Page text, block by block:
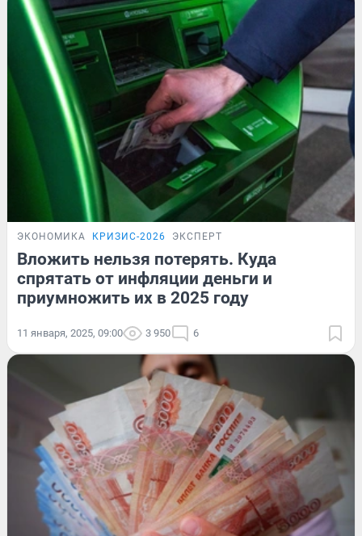
ЭКОНОМИКА КРИЗИС-2026 ЭКСПЕРТ
Вложить нельзя потерять. Куда
спрятать от инфляции деньги и
приумножить их в 2025 году
11 января, 2025, 09:00 3 950 6